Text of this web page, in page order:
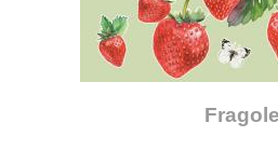
Fragole